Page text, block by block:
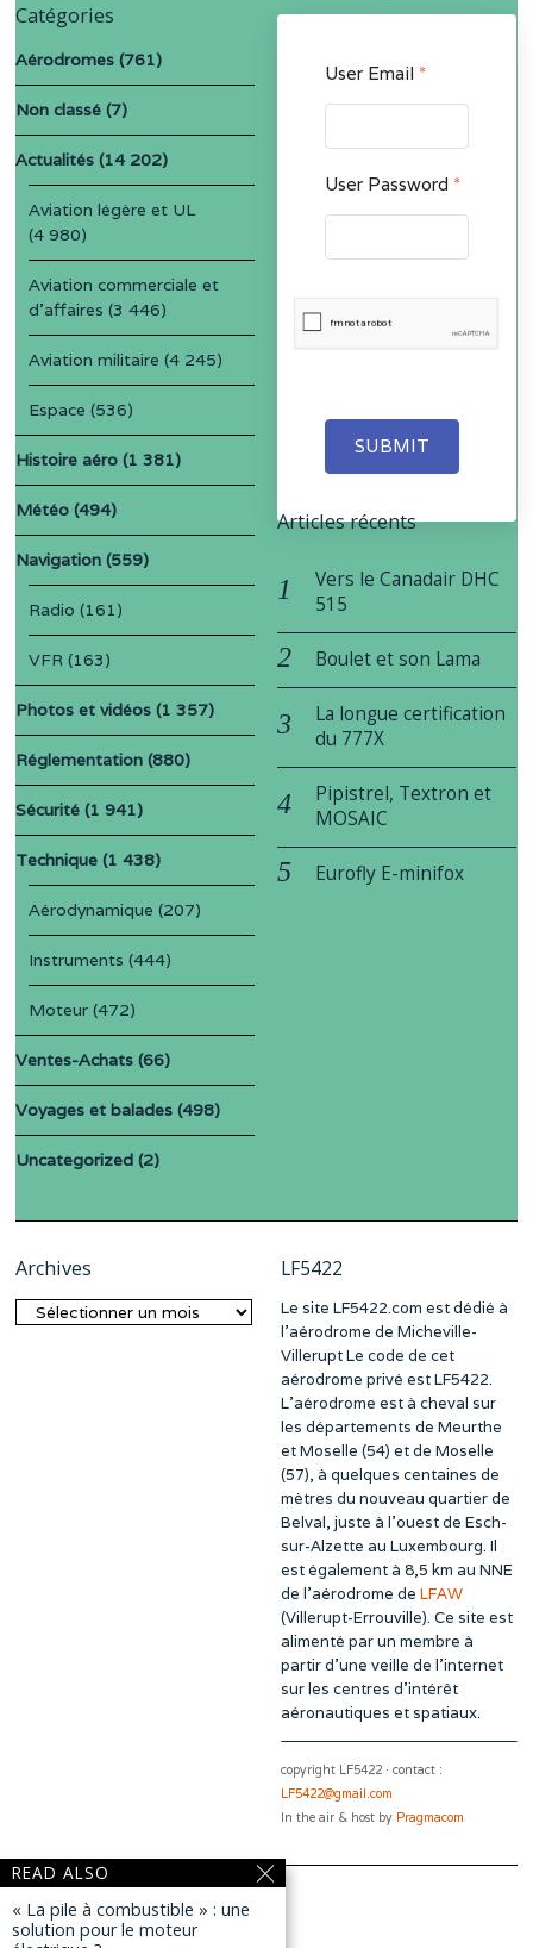
User Email *
User Password *
SUBMIT
Catégories
Aérodromes (761)
Non classé (7)
Actualités (14 202)
Aviation légère et UL
(4 980)
Aviation commerciale et
d'affaires (3 446)
Aviation militaire (4 245)
Espace (536)
Histoire aéro (1 381)
Météo (494)
Navigation (559)
Radio (161)
VFR (163)
Photos et vidéos (1 357)
Réglementation (880)
Sécurité (1 941)
Technique (1 438)
Aérodynamique (207)
Instruments (444)
Moteur (472)
Ventes-Achats (66)
Voyages et balades (498)
Uncategorized (2)
Articles récents
Vers le Canadair DHC
515
Boulet et son Lama
La longue certification
du 777X
Pipistrel, Textron et
MOSAIC
Eurofly E-minifox
Archives
Archives
LF5422
Le site LF5422.com est dédié à
l’aérodrome de Micheville-
Villerupt Le code de cet
aérodrome privé est LF5422.
L’aérodrome est à cheval sur
les départements de Meurthe
et Moselle (54) et de Moselle
(57), à quelques centaines de
mètres du nouveau quartier de
Belval, juste à l’ouest de Esch-
sur-Alzette au Luxembourg. Il
est également à 8,5 km au NNE
de l’aérodrome de LFAW
(Villerupt-Errouville). Ce site est
alimenté par un membre à
partir d’une veille de l’internet
sur les centres d’intérêt
aéronautiques et spatiaux.
copyright LF5422 · contact :
LF5422@gmail.com
In the air & host by Pragmacom
READ ALSO
« La pile à combustible » : une
solution pour le moteur